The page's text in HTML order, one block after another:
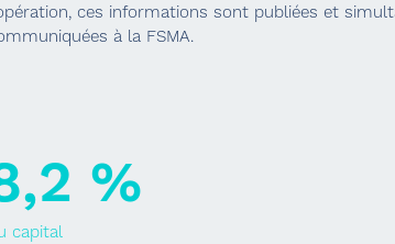
ces informations sont publiées et
à la FSMA.
%
capital